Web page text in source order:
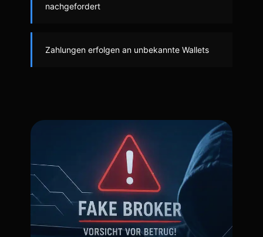
nachgefordert
Zahlungen erfolgen an unbekannte Wallets